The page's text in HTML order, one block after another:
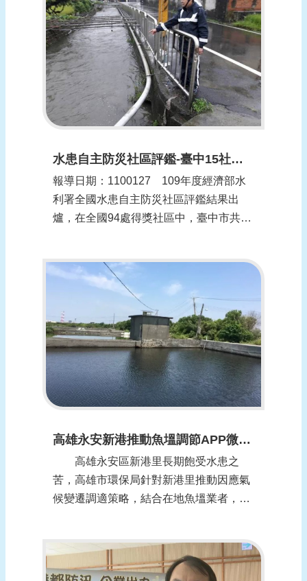
行社區維運計畫，持續向...
水患自主防災社區評鑑-臺中15社區獲獎全國最多(更新時間：1100128)
報導日期：1100127​ 109年度經濟部水
利署全國水患自主防災社區評鑑結果出
爐，在全國94處得獎社區中，臺中市共囊
全國第一，顯示臺中市水患自主防災社區
推動成果豐碩，屢屢創下佳績。 水利局
局長范世億表示...
高雄永安新港推動魚塭調節APP微滯洪-水位警戒即時發報 (報導日期：1100126)
高雄永安區新港里長期飽受水患之
苦，高雄市環保局針對新港里推動因應氣
候變遷調適策略，結合在地魚塭業者，首
33公頃，各魚塭水位最大排降深度約50公
分，可蓄洪量約為16.5萬噸，相當於一個